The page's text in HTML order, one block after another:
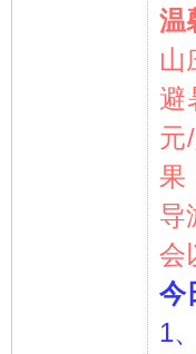
温
山
避
元
果
导
会
今
1